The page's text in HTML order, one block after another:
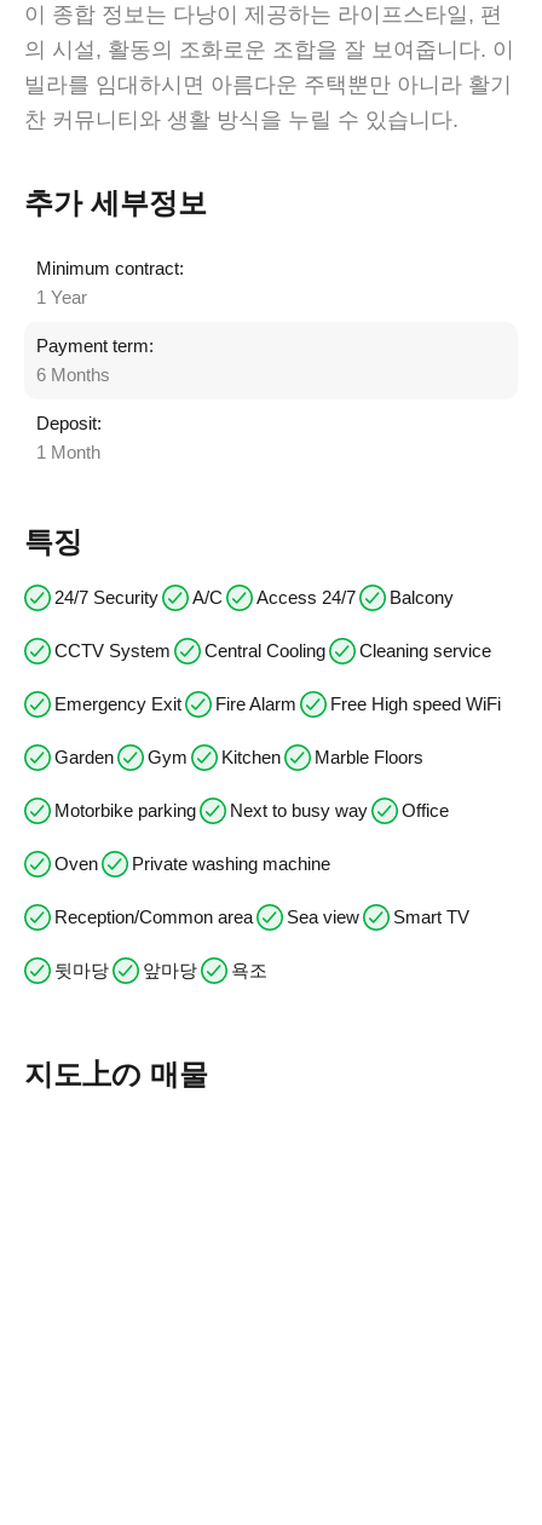
이 종합 정보는 다낭이 제공하는 라이프스타일, 편
의 시설, 활동의 조화로운 조합을 잘 보여줍니다. 이
빌라를 임대하시면 아름다운 주택뿐만 아니라 활기
찬 커뮤니티와 생활 방식을 누릴 수 있습니다.
추가 세부정보
Minimum contract:
1 Year
Payment term:
6 Months
Deposit:
1 Month
특징
24/7 Security A/C Access 24/7 Balcony
CCTV System Central Cooling Cleaning service
Emergency Exit Fire Alarm Free High speed WiFi
Garden Gym Kitchen Marble Floors
Motorbike parking Next to busy way Office
Oven Private washing machine
Reception/Common area Sea view Smart TV
뒷마당 앞마당 욕조
지도上の 매물